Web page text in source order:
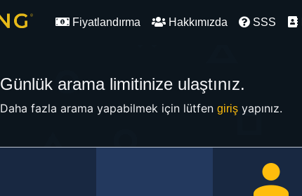
Fiyatlandırma Hakkımızda SSS
Günlük arama limitinize ulaştınız.
Daha fazla arama yapabilmek için lütfen girişyapınız.